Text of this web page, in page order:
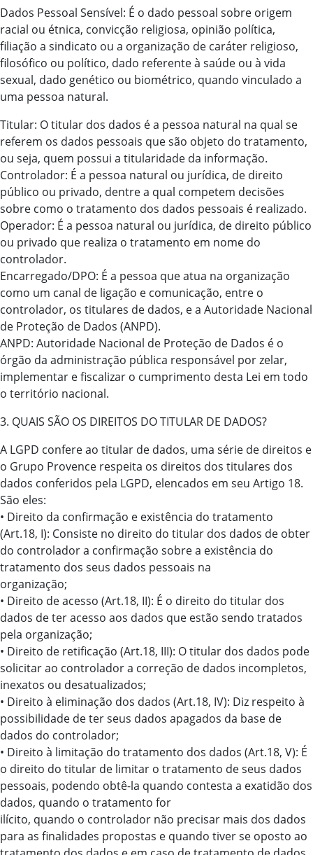
Dados Pessoal Sensível: É o dado pessoal sobre origem
racial ou étnica, convicção religiosa, opinião política,
filiação a sindicato ou a organização de caráter religioso,
filosófico ou político, dado referente à saúde ou à vida
sexual, dado genético ou biométrico, quando vinculado a
uma pessoa natural.
Titular: O titular dos dados é a pessoa natural na qual se
referem os dados pessoais que são objeto do tratamento,
ou seja, quem possui a titularidade da informação.
Controlador: É a pessoa natural ou jurídica, de direito
público ou privado, dentre a qual competem decisões
sobre como o tratamento dos dados pessoais é realizado.
Operador: É a pessoa natural ou jurídica, de direito público
ou privado que realiza o tratamento em nome do
controlador.
Encarregado/DPO: É a pessoa que atua na organização
como um canal de ligação e comunicação, entre o
controlador, os titulares de dados, e a Autoridade Nacional
de Proteção de Dados (ANPD).
ANPD: Autoridade Nacional de Proteção de Dados é o
órgão da administração pública responsável por zelar,
implementar e fiscalizar o cumprimento desta Lei em todo
o território nacional.
3. QUAIS SÃO OS DIREITOS DO TITULAR DE DADOS?
A LGPD confere ao titular de dados, uma série de direitos e
o Grupo Provence respeita os direitos dos titulares dos
dados conferidos pela LGPD, elencados em seu Artigo 18.
São eles:
• Direito da confirmação e existência do tratamento
(Art.18, I): Consiste no direito do titular dos dados de obter
do controlador a confirmação sobre a existência do
tratamento dos seus dados pessoais na
organização;
• Direito de acesso (Art.18, II): É o direito do titular dos
dados de ter acesso aos dados que estão sendo tratados
pela organização;
• Direito de retificação (Art.18, III): O titular dos dados pode
solicitar ao controlador a correção de dados incompletos,
inexatos ou desatualizados;
• Direito à eliminação dos dados (Art.18, IV): Diz respeito à
possibilidade de ter seus dados apagados da base de
dados do controlador;
• Direito à limitação do tratamento dos dados (Art.18, V): É
o direito do titular de limitar o tratamento de seus dados
pessoais, podendo obtê-la quando contesta a exatidão dos
dados, quando o tratamento for
ilícito, quando o controlador não precisar mais dos dados
para as finalidades propostas e quando tiver se oposto ao